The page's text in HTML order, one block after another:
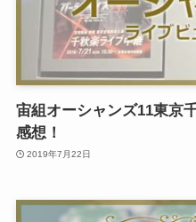
宙組オーシャンズ11東京
感想！
2019年7月22日